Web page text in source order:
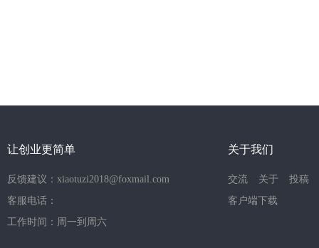
让创业更简单
反馈建议：xiaotuzi2018@foxmail.com
客服电话：
工作时间：周一到周六
关于我们
交流 关于
投稿
客户端下载